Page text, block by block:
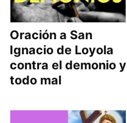
Oración a San
Ignacio de Loyola
contra el demonio y
todo mal